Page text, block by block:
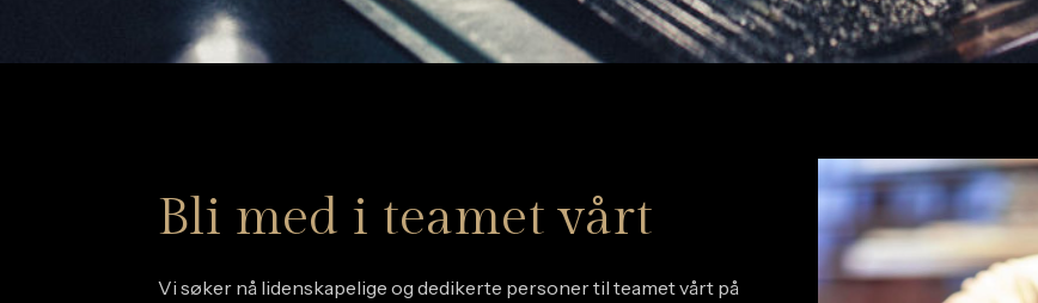
Bli med i teamet vårt
Vi søker nå lidenskapelige og dedikerte personer til teamet vårt på